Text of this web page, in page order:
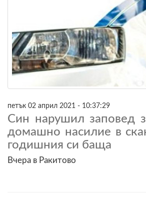
петък 02 април 2021 - 10:37:29
Син нарушил заповед
домашно насилие в
годишния си баща
Вчера в Ракитово